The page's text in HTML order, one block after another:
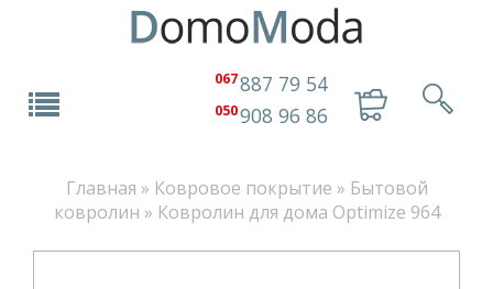
067887 79 54
050908 96 86
Главная » Ковровое покрытие » Бытовой
ковролин » Ковролин для дома Optimize 964